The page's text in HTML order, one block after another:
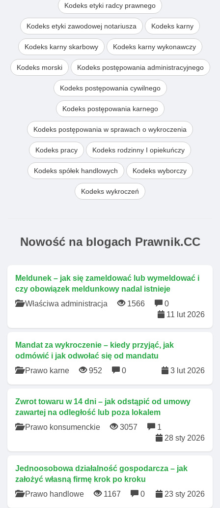
Kodeks etyki radcy prawnego
Kodeks etyki zawodowej notariusza Kodeks karny
Kodeks karny skarbowy Kodeks karny wykonawczy
Kodeks morski Kodeks postępowania administracyjnego
Kodeks postępowania cywilnego
Kodeks postępowania karnego
Kodeks postępowania w sprawach o wykroczenia
Kodeks pracy Kodeks rodzinny I opiekuńczy
Kodeks spółek handlowych Kodeks wyborczy
Kodeks wykroczeń
Nowość na blogach Prawnik.CC
Meldunek – jak się zameldować lub wymeldować i
czy obowiązek meldunkowy nadal istnieje
Właściwa administracja
1566
0
11 lut 2026
Mandat za wykroczenie – kiedy przyjąć, jak
odmówić i jak odwołać się od mandatu
Prawo karne
952 0 3 lut 2026
Zwrot towaru w 14 dni – jak odstąpić od umowy
zawartej na odległość lub poza lokalem
Prawo konsumenckie
3057
1
28 sty 2026
Jednoosobowa działalność gospodarcza – jak
założyć własną firmę krok po kroku
Prawo handlowe
1167 0 23 sty 2026